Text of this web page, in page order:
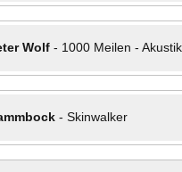
Wolf- 1000 Meilen -
- Skinwalker